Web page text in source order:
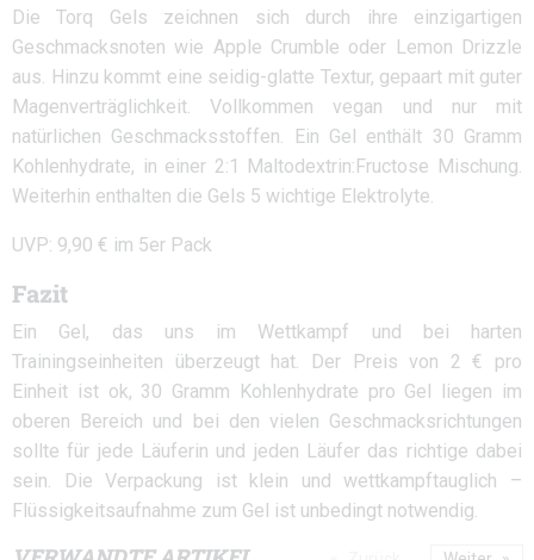
Die Torq Gels zeichnen sich durch ihre einzigartigen
Geschmacksnoten wie Apple Crumble oder Lemon Drizzle
aus. Hinzu kommt eine seidig-glatte Textur, gepaart mit guter
Magenverträglichkeit. Vollkommen vegan und nur mit
natürlichen Geschmacksstoffen. Ein Gel enthält 30 Gramm
Kohlenhydrate, in einer 2:1 Maltodextrin:Fructose Mischung.
Weiterhin enthalten die Gels 5 wichtige Elektrolyte.
UVP: 9,90 € im 5er Pack
Fazit
Ein Gel, das uns im Wettkampf und bei harten
Trainingseinheiten überzeugt hat. Der Preis von 2 € pro
Einheit ist ok, 30 Gramm Kohlenhydrate pro Gel liegen im
oberen Bereich und bei den vielen Geschmacksrichtungen
sollte für jede Läuferin und jeden Läufer das richtige dabei
sein. Die Verpackung ist klein und wettkampftauglich –
Flüssigkeitsaufnahme zum Gel ist unbedingt notwendig.